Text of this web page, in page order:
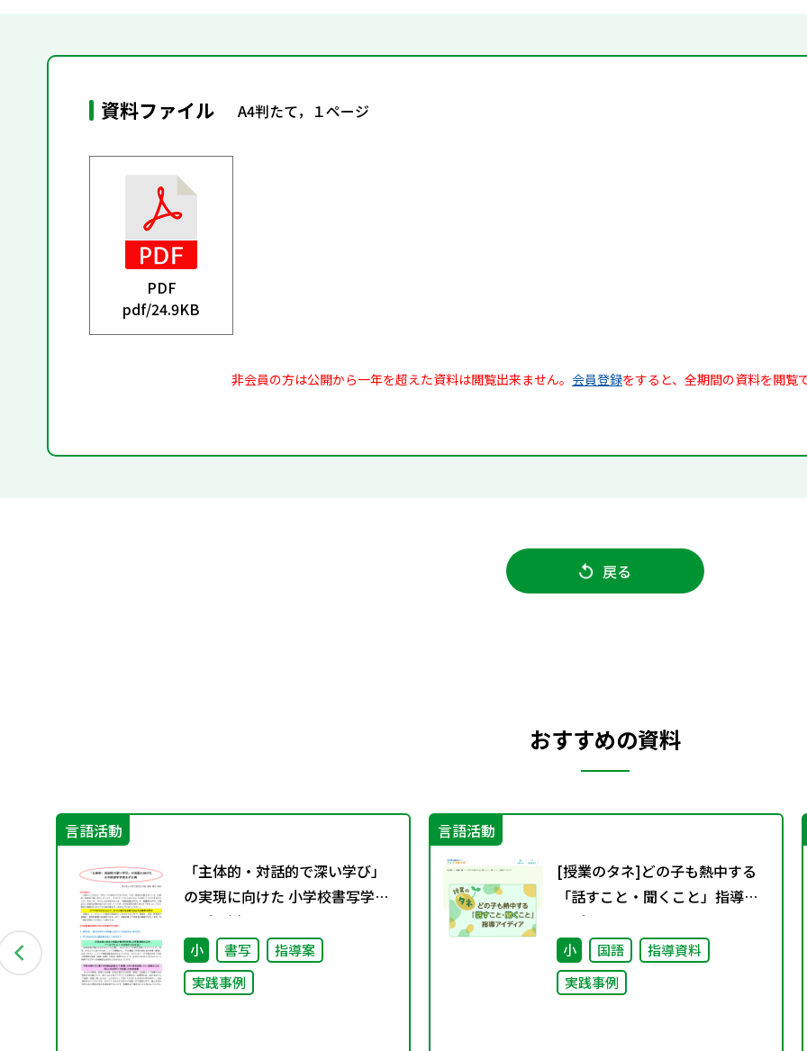
資料ファイル A4判たて，１ページ
PDF
pdf/24.9KB
非会員の方は公開から一年を超えた資料は閲覧出来ません。 会員登録をすると、全期間の資料を閲覧
戻る
おすすめの資料
言語活動
「主体的・対話的で深い学び」
の実現に向けた 小学校書写学習
モデル例
小 書写
指導案
実践事例
言語活動
[授業のタネ]どの子も熱中する
「話すこと・聞くこと」指導ア
イディア
小 国語
指導資料
実践事例